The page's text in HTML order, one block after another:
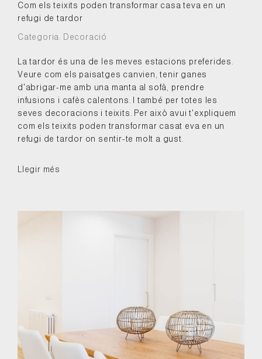
Com els teixits poden transformar casa teva en un
refugi de tardor
Categoria: Decoració
La tardor és una de les meves estacions preferides.
Veure com els paisatges canvien, tenir ganes
d'abrigar-me amb una manta al sofà, prendre
infusions i cafès calentons. I també per totes les
seves decoracions i teixits. Per això avui t'expliquem
com els teixits poden transformar casat eva en un
refugi de tardor on sentir-te molt a gust.
Llegir més